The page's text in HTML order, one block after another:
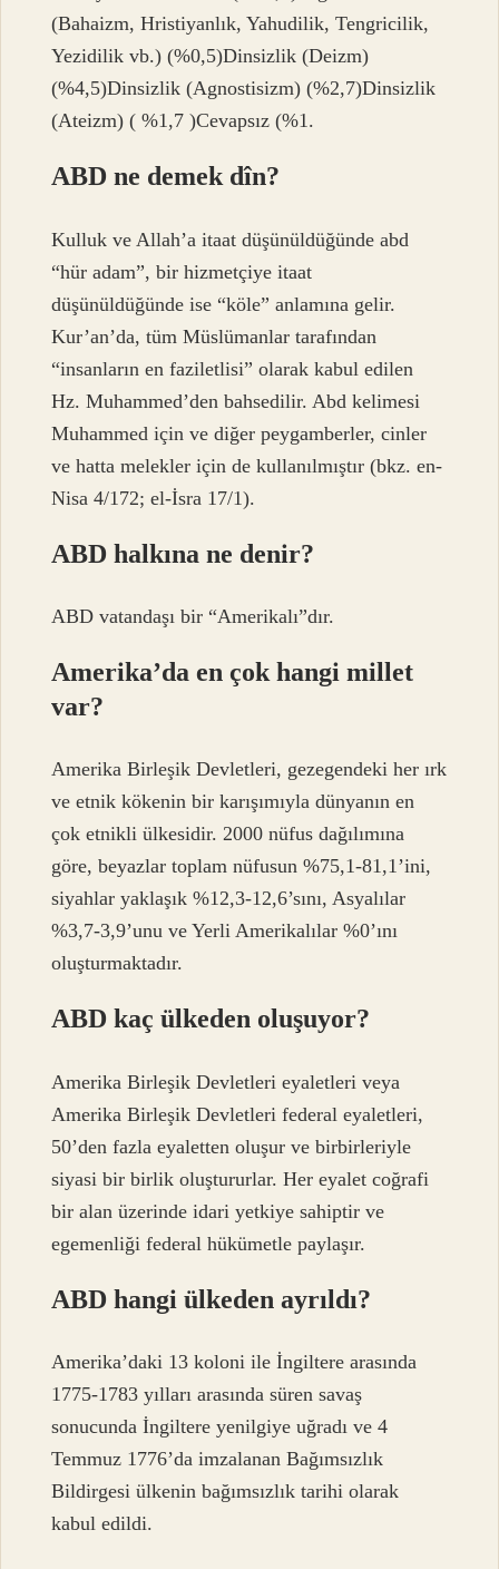
(Bahaizm, Hristiyanlık, Yahudilik, Tengricilik,
Yezidilik vb.) (%0,5)Dinsizlik (Deizm)
(%4,5)Dinsizlik (Agnostisizm) (%2,7)Dinsizlik
(Ateizm) ( %1,7 )Cevapsız (%1.
ABD ne demek dîn?
Kulluk ve Allah’a itaat düşünüldüğünde abd
“hür adam”, bir hizmetçiye itaat
düşünüldüğünde ise “köle” anlamına gelir.
Kur’an’da, tüm Müslümanlar tarafından
“insanların en faziletlisi” olarak kabul edilen
Hz. Muhammed’den bahsedilir. Abd kelimesi
Muhammed için ve diğer peygamberler, cinler
ve hatta melekler için de kullanılmıştır (bkz. en-
Nisa 4/172; el-İsra 17/1).
ABD halkına ne denir?
ABD vatandaşı bir “Amerikalı”dır.
Amerika’da en çok hangi millet
var?
Amerika Birleşik Devletleri, gezegendeki her ırk
ve etnik kökenin bir karışımıyla dünyanın en
çok etnikli ülkesidir. 2000 nüfus dağılımına
göre, beyazlar toplam nüfusun %75,1-81,1’ini,
siyahlar yaklaşık %12,3-12,6’sını, Asyalılar
%3,7-3,9’unu ve Yerli Amerikalılar %0’ını
oluşturmaktadır.
ABD kaç ülkeden oluşuyor?
Amerika Birleşik Devletleri eyaletleri veya
Amerika Birleşik Devletleri federal eyaletleri,
50’den fazla eyaletten oluşur ve birbirleriyle
siyasi bir birlik oluştururlar. Her eyalet coğrafi
bir alan üzerinde idari yetkiye sahiptir ve
egemenliği federal hükümetle paylaşır.
ABD hangi ülkeden ayrıldı?
Amerika’daki 13 koloni ile İngiltere arasında
1775-1783 yılları arasında süren savaş
sonucunda İngiltere yenilgiye uğradı ve 4
Temmuz 1776’da imzalanan Bağımsızlık
Bildirgesi ülkenin bağımsızlık tarihi olarak
kabul edildi.